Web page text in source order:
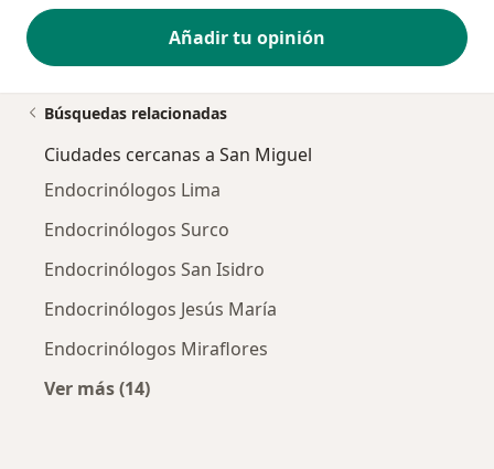
Añadir tu opinión
Búsquedas relacionadas
Ciudades cercanas a San Miguel
Endocrinólogos Lima
Endocrinólogos Surco
Endocrinólogos San Isidro
Endocrinólogos Jesús María
Endocrinólogos Miraflores
Ver más (14)